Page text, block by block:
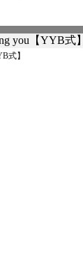
式】